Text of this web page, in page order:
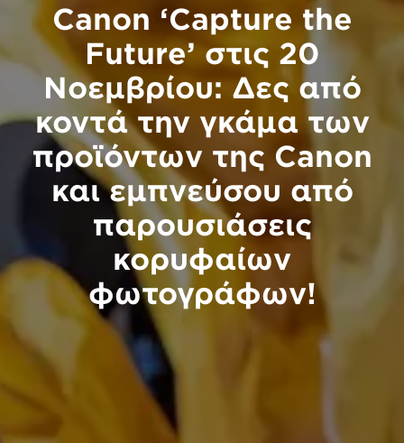
Canon ‘Capture the
Future’ στις 20
Νοεμβρίου: Δες από
κοντά την γκάμα των
προϊόντων της Canon
και εμπνεύσου από
παρουσιάσεις
κορυφαίων
φωτογράφων!